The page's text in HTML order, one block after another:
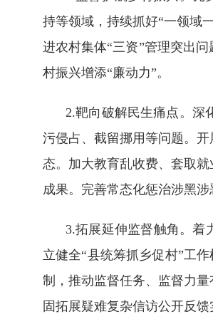
持等领域，持续抓好“一领域
进农村集体“三资”管理突出
村振兴增添“廉动力”。
2.靶向破解民生痛点。深
污侵占、截留挪用等问题。
态。加大教育乱收费、套取
成果。完善常态化惩治涉黑
3.拓展延伸监督触角。着
立健全“县统筹抓乡促村”工
制，推动监督任务、监督力
固拓展疑难复杂信访公开反